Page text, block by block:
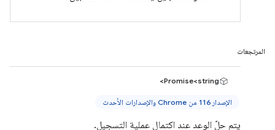
المرتجعات
Promise<string>
الإصدار 116 من Chrome والإصدارات الأحدث
يتم حلّ الوعد عند اكتمال عملية التسجيل.